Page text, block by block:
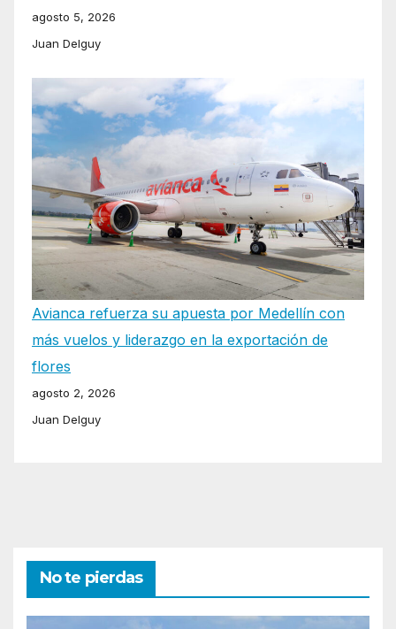
agosto 5, 2026
Juan Delguy
Avianca refuerza su apuesta por Medellín con
más vuelos y liderazgo en la exportación de
flores
agosto 2, 2026
Juan Delguy
No te pierdas